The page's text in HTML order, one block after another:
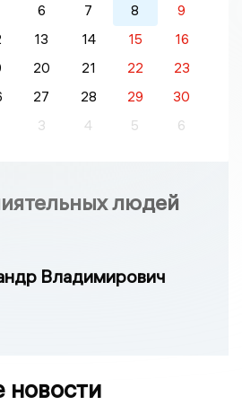
6 7 8
9
13 14 15
16
20 21 22
23
27 28 29
30
3 4 5 6
людей
Владимирович
новости